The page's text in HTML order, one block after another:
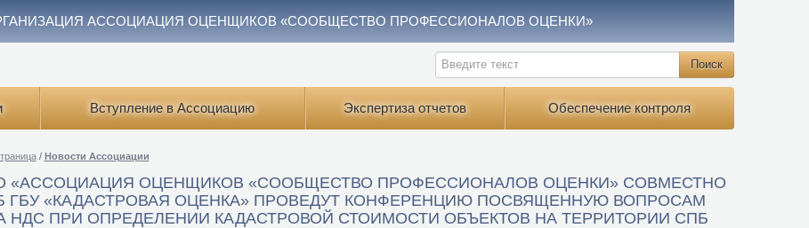
АССОЦИАЦИЯ ОЦЕНЩИКОВ «СООБЩЕСТВО ПРОФЕССИОНАЛОВ ОЦЕНКИ»
Вступление в Ассоциацию Экспертиза отчетов Обеспечение контроля
/ Новости Ассоциации
«АССОЦИАЦИЯ ОЦЕНЩИКОВ «СООБЩЕСТВО ПРОФЕССИОНАЛОВ ОЦЕНКИ» СОВМЕСТНО
ГБУ «КАДАСТРОВАЯ ОЦЕНКА» ПРОВЕДУТ КОНФЕРЕНЦИЮ ПОСВЯЩЕННУЮ ВОПРОСАМ
НДС ПРИ ОПРЕДЕЛЕНИИ КАДАСТРОВОЙ СТОИМОСТИ ОБЪЕКТОВ НА ТЕРРИТОРИИ СПБ